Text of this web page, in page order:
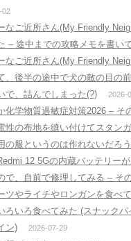
02
なご近所さん(My Friendly
– 途中までの攻略メモを書い
なご近所さん(My Friendly
、後半の途中で犬の敵の目の
で、詰んでしまった(?)
2026-
化学物質過敏症対策2026 – そ
性の布地を縫い付けてスタン
の服というのは作れないだろ
12 5Gの内蔵バッテリー
で、自前で修理してみる – そ
ツやライチやロンガンを食べ
ろいろ食べてみた (スナック
ン)
2026-07-29